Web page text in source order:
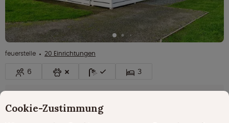
feuerstelle 20 Einrichtungen
6 3
Lebhafter Ferienpark mit Pool
Geräumiges Chalet für bis zu 6 Personen
Cookie-Zustimmung